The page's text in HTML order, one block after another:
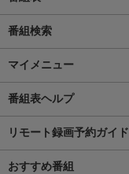
番組検索
マイメニュー
番組表ヘルプ
リモート録画予約ガイド
おすすめ番組